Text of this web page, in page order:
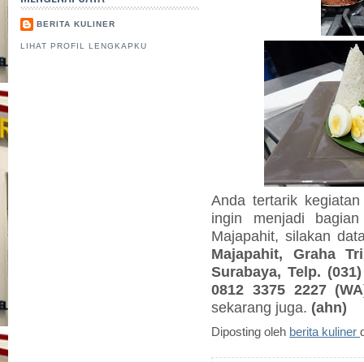
BERITA KULINER
LIHAT PROFIL LENGKAPKU
Anda tertarik
ingin menjadi
Majapahit, silakan
Majapahit, Graha
Surabaya, Telp.
0812 3375 2227
sekarang juga. (ahn)
Diposting oleh berita kuliner